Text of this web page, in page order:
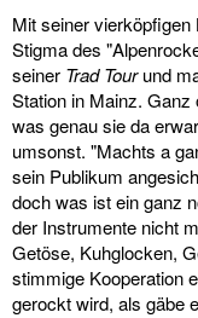
Mit seiner
Stigma des
seiner Trad Tourund
Station in Mainz.
was genau sie da
umsonst. "Machts a
sein Publikum
doch was ist ein ganz
der Instrumente nicht
Getöse, Kuhglocken,
stimmige Kooperation
gerockt wird, als gäbe